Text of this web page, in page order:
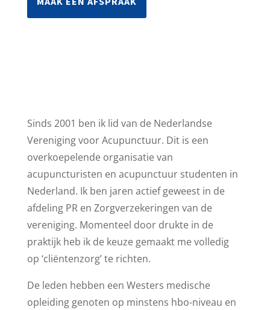
Sinds 2001 ben ik lid van de Nederlandse
Vereniging voor Acupunctuur. Dit is een
overkoepelende organisatie van
acupuncturisten en acupunctuur studenten in
Nederland. Ik ben jaren actief geweest in de
afdeling PR en Zorgverzekeringen van de
vereniging. Momenteel door drukte in de
praktijk heb ik de keuze gemaakt me volledig
op ‘cliëntenzorg’ te richten.
De leden hebben een Westers medische
opleiding genoten op minstens hbo-niveau en